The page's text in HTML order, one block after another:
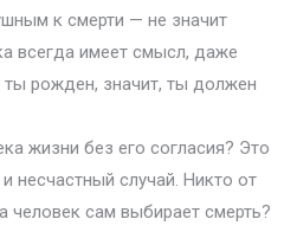
к смерти — не значит
всегда имеет смысл, даже
ты рожден, значит, ты должен
жизни без его согласия? Это
несчастный случай. Никто от
человек сам выбирает смерть?